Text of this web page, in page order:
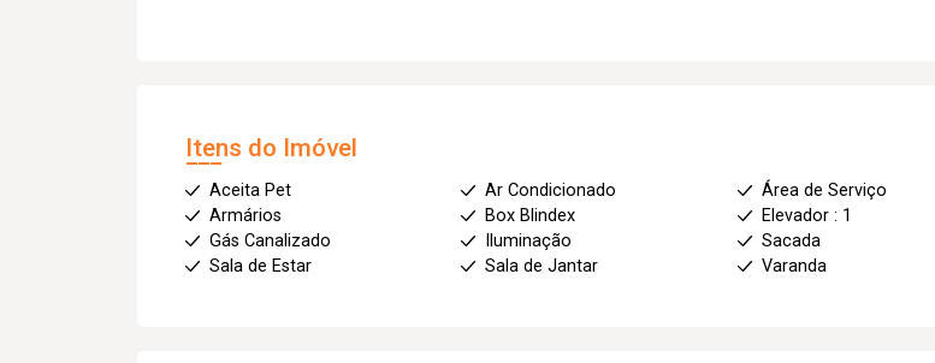
Itens do Imóvel
Aceita Pet Ar Condicionado
Área de Serviço
Armários
Box Blindex
Elevador : 1
Gás Canalizado
Iluminação
Sacada
Sala de Estar
Sala de Jantar Varanda